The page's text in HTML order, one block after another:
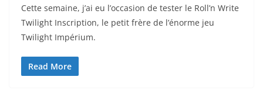
Cette semaine, j’ai eu l’occasion de tester le Roll’n Write
Twilight Inscription, le petit frère de l’énorme jeu
Twilight Impérium.
Read More